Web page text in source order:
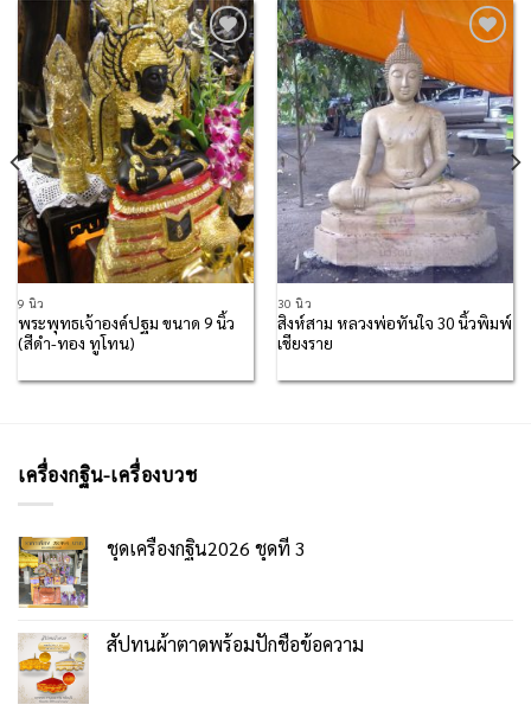
Add to
Wishlist
9 นิ้ว
พระพุทธเจ้าองค์ปฐม ขนาด 9 นิ้ว
(สีดำ-ทอง ทูโทน)
Wishlist
30 นิ้ว
สิงห์สาม หลวงพ่อทันใจ 30 นิ้วพิมพ์
เชียงราย
เครื่องกฐิน-เครื่องบวช
ชุดเครื่องกฐิน2026 ชุดที่ 3
สัปทนผ้าตาดพร้อมปักชื่อข้อความ